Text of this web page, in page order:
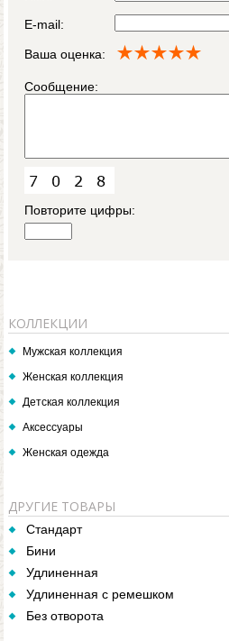
E-mail:
Ваша оценка:
Сообщение:
Повторите цифры:
КОЛЛЕКЦИИ
Мужская коллекция
Женская коллекция
Детская коллекция
Аксессуары
Женская одежда
ДРУГИЕ ТОВАРЫ
Стандарт
Бини
Удлиненная
Удлиненная с ремешком
Без отворота